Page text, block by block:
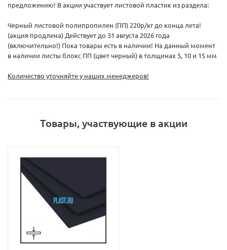
предложению! В акции участвует листовой пластик из раздела:
Черный листовой полипропилен (ПП) 220р/кг до конца лета!
(акция продлена) Действует до 31 августа 2026 года
(включительно!) Пока товары есть в наличии! На данный момент
в наличии листы блокс ПП (цвет черный) в толщинах 5, 10 и 15 мм
Количество уточняйте у наших менеджеров!
Товары, участвующие в акции